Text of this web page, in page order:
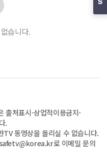
S
요청하기
nema
습니다.
출처표시-상업적이용금지-
.
동영상을 올리실 수 없습니다.
로 이메일 문의